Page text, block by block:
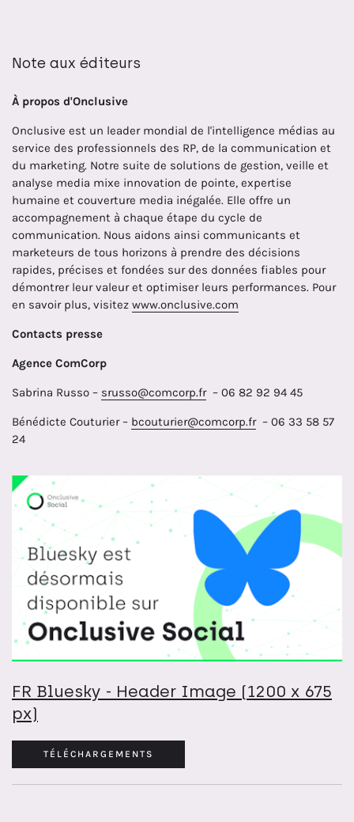
Note aux éditeurs
À propos d'Onclusive
Onclusive est un leader mondial de l'intelligence médias au
service des professionnels des RP, de la communication et
du marketing. Notre suite de solutions de gestion, veille et
analyse media mixe innovation de pointe, expertise
humaine et couverture media inégalée. Elle offre un
accompagnement à chaque étape du cycle de
communication. Nous aidons ainsi communicants et
marketeurs de tous horizons à prendre des décisions
rapides, précises et fondées sur des données fiables pour
démontrer leur valeur et optimiser leurs performances. Pour
en savoir plus, visitez www.onclusive.com
Contacts presse
Agence ComCorp
Sabrina Russo – srusso@comcorp.fr– 06 82 92 94 45
Bénédicte Couturier – bcouturier@comcorp.fr– 06 33 58 57
24
FR Bluesky - Header Image (1200 x 675
px)
TÉLÉCHARGEMENTS